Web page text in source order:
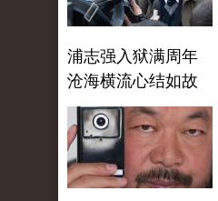
浦志强入狱满周年
沧海横流心结如故